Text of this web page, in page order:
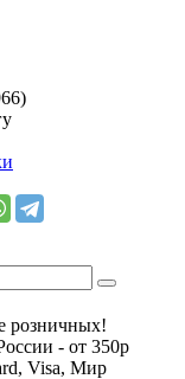
розничных!
- от 350р
Visa, Мир